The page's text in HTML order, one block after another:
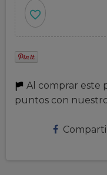
favorite_border
Al comprar este
puntos con